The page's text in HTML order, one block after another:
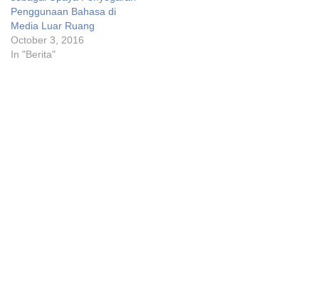
Penggunaan Bahasa di
Media Luar Ruang
October 3, 2016
In "Berita"